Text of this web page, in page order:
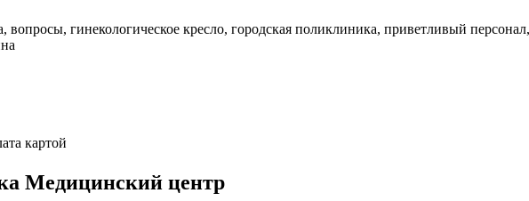
гинекологическое кресло, городская поликлиника, приветливый
картой
Медицинский центр